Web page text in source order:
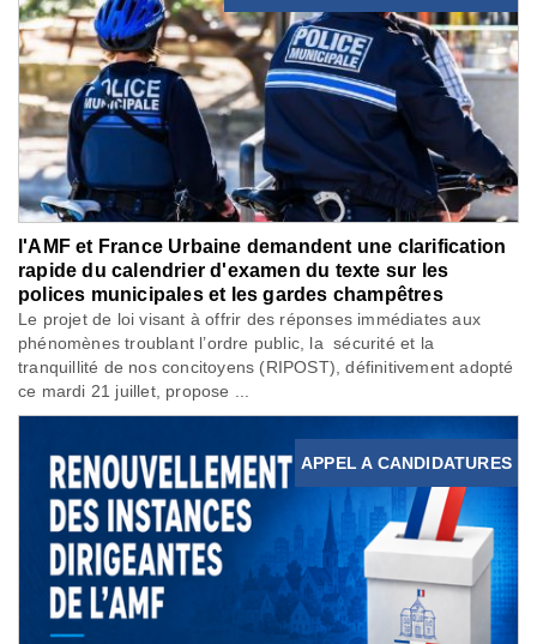
l'AMF et France Urbaine demandent une clarification
rapide du calendrier d'examen du texte sur les
polices municipales et les gardes champêtres
Le projet de loi visant à offrir des réponses immédiates aux
phénomènes troublant l’ordre public, la sécurité et la
tranquillité de nos concitoyens (RIPOST), définitivement adopté
ce mardi 21 juillet, propose ...
APPEL A CANDIDATURES